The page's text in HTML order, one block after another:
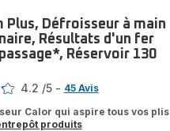
Plus, Défroisseur à main
Résultats d'un fer
Réservoir 130
4.2 /5 - 45 Avis
Calor qui aspire tous vos plis
produits